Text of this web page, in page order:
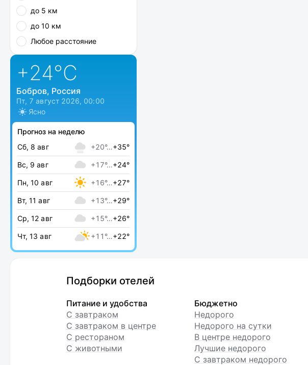
до 5 км
до 10 км
Любое расстояние
+24°C
Бобров, Россия
Пт, 7 август 2026, 00:00
Ясно
Прогноз на неделю
Сб, 8 авг
+20°…+35°
Вс, 9 авг +17°…+24°
Пн, 10 авг +16°…+27°
Вт, 11 авг +13°…+29°
Ср, 12 авг +15°…+26°
Чт, 13 авг +11°…+22°
Подборки отелей
Питание и удобства
С завтраком
С завтраком в центре
С рестораном
С животными
Бюджетно
Недорого
Недорого на сутки
В центре недорого
Лучшие недорого
С завтраком недорого